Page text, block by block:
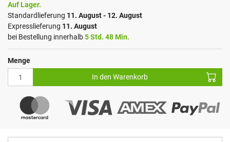
Auf Lager.
Standardlieferung 11. August - 12. August
Expresslieferung 11. August
bei Bestellung innerhalb5 Std. 48 Min.
Menge
In den Warenkorb